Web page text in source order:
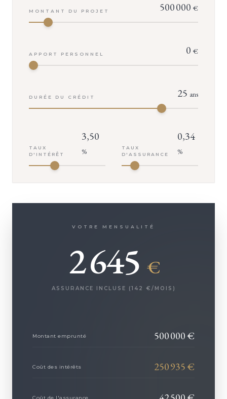
MONTANT DU PROJET 500 000 €
APPORT PERSONNEL 0 €
DURÉE DU CRÉDIT 25 ans
TAUX
D'INTÉRÊT
3,50
%
TAUX
D'ASSURANCE
0,34
%
VOTRE MENSUALITÉ
2 645 €
ASSURANCE INCLUSE (142 €/MOIS)
Montant emprunté 500 000€
Coût des intérêts 250 935€
Coût de l'assurance